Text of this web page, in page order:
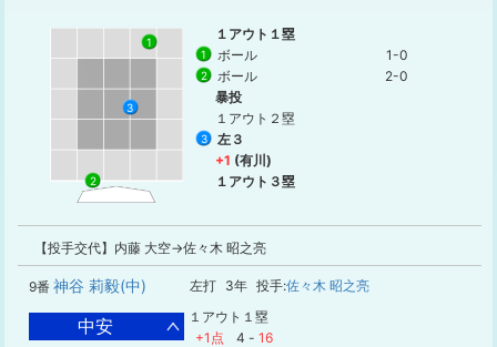
1
2
3
１アウト１塁
1 ボール 1-0
2 ボール
2-0
暴投
１アウト２塁
3
左３
+1 (有川)
１アウト３塁
【投手交代】内藤 大空→佐々木 昭之亮
9番 神谷 莉毅(中) 左打 3年 投手:佐々木 昭之亮
中安
１アウト１塁
+1点
4 - 16